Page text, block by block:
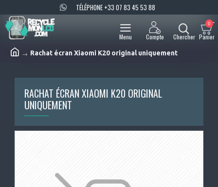
TÉLÉPHONE +33 07 83 45 53 88
0
Rachat écran Xiaomi K20 original uniquement
RACHAT ÉCRAN XIAOMI K20 ORIGINAL
UNIQUEMENT